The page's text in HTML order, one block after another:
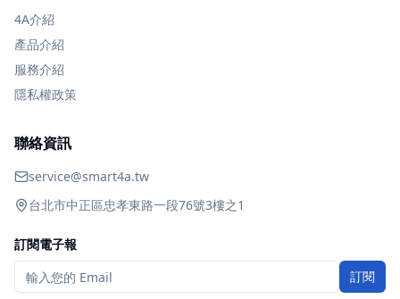
4A介紹
產品介紹
服務介紹
隱私權政策
聯絡資訊
service@smart4a.tw
台北市中正區忠孝東路一段76號3樓之1
訂閱電子報
訂閱